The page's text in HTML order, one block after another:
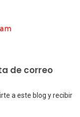
de correo
a este blog y recibir